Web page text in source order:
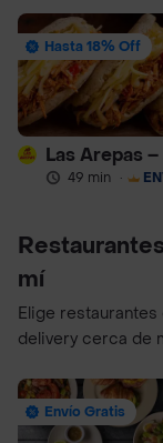
Hasta 18% Off
49 min ·
mí
Elige
delivery cerca de
Envío Gratis